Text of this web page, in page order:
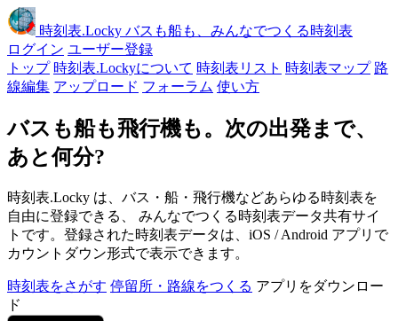
時刻表.Locky バスも船も、みんなでつくる時刻表
ログイン ユーザー登録
トップ 時刻表.Lockyについて 時刻表リスト 時刻表マップ 路
線編集 アップロード フォーラム 使い方
バスも船も飛行機も。次の出発まで、
あと何分?
時刻表.Locky は、バス・船・飛行機などあらゆる時刻表を
自由に登録できる、 みんなでつくる時刻表データ共有サイ
トです。登録された時刻表データは、iOS / Android アプリで
カウントダウン形式で表示できます。
時刻表をさがす 停留所・路線をつくる アプリをダウンロー
ド